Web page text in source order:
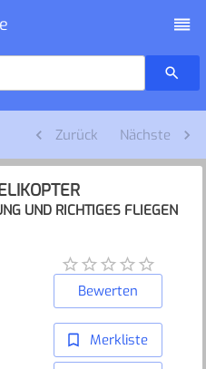
Zurück Nächste
UND RICHTIGES FLIEGEN
Bewerten
Merkliste